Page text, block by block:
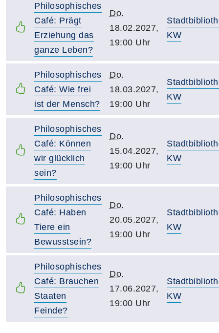
Philosophisches
Café: Prägt
Erziehung das
ganze Leben?
Do.
18.02.2027,
19:00 Uhr
KW
Philosophisches
Café: Wie frei
ist der Mensch?
Do.
18.03.2027,
19:00 Uhr
KW
Philosophisches
Café: Können
wir glücklich
sein?
Do.
15.04.2027,
19:00 Uhr
KW
Philosophisches
Café: Haben
Tiere ein
Bewusstsein?
Do.
20.05.2027,
19:00 Uhr
KW
Philosophisches
Café: Brauchen
Staaten
Feinde?
Do.
17.06.2027,
19:00 Uhr
KW